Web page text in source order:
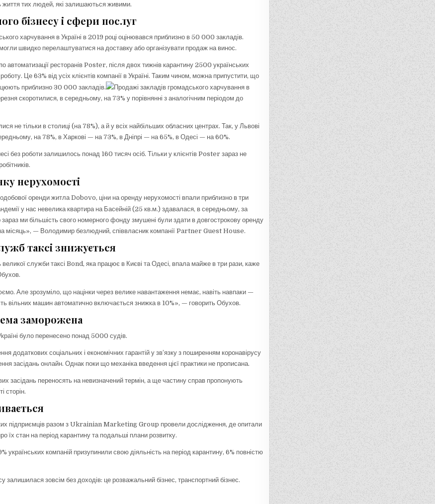
життя тих людей, які залишаються живими.
бізнесу і сфери послуг
харчування в Україні в 2019 році оцінювався приблизно в 50 000 закладів.
швидко перелаштуватися на доставку або організувати продаж на винос.
автоматизації ресторанів Poster, після двох тижнів карантину 2500 українських
Це 63% від усіх клієнтів компанії в Україні. Таким чином, можна припустити, що
приблизно 30 000 закладів.
Продажі закладів громадського харчування в
скоротилися, в середньому, на 73% у порівнянні з аналогічним періодом до
не тільки в столиці (на 78%), а й у всіх найбільших обласних центрах. Так, у Львові
на 78%, в Харкові — на 73%, в Дніпрі — на 65%, в Одесі — на 60%.
без роботи залишилось понад 160 тисяч осіб. Тільки у клієнтів Poster зараз не
нерухомості
оренди житла Dobovo, ціни на оренду нерухомості впали приблизно в три
у нас невелика квартира на Басейній (25 кв.м.) здавалася, в середньому, за
ми більшість свого номерного фонду змушені були здати в довгострокову оренду
місяць», — Володимир безлюдний, співвласник компанії Partner Guest House.
таксі знижується
великої служби таксі Bond, яка працює в Києві та Одесі, впала майже в три рази, каже
Але зрозуміло, що націнки через велике навантаження немає, навіть навпаки —
вільних машин автоматично включається знижка в 10%», — говорить Обухов.
заморожена
було перенесено понад 5000 судів.
додаткових соціальних і економічних гарантій у зв’язку з поширенням коронавірусу
засідань онлайн. Однак поки що механіка введення цієї практики не прописана.
засідань переносять на невизначений термін, а ще частину справ пропонують
сторін.
підприємців разом з Ukrainian Marketing Group провели дослідження, де опитали
їх стан на період карантину та подальші плани розвитку.
українських компаній призупинили свою діяльність на період карантину, 6% повністю
залишилася зовсім без доходів: це розважальний бізнес, транспортний бізнес.